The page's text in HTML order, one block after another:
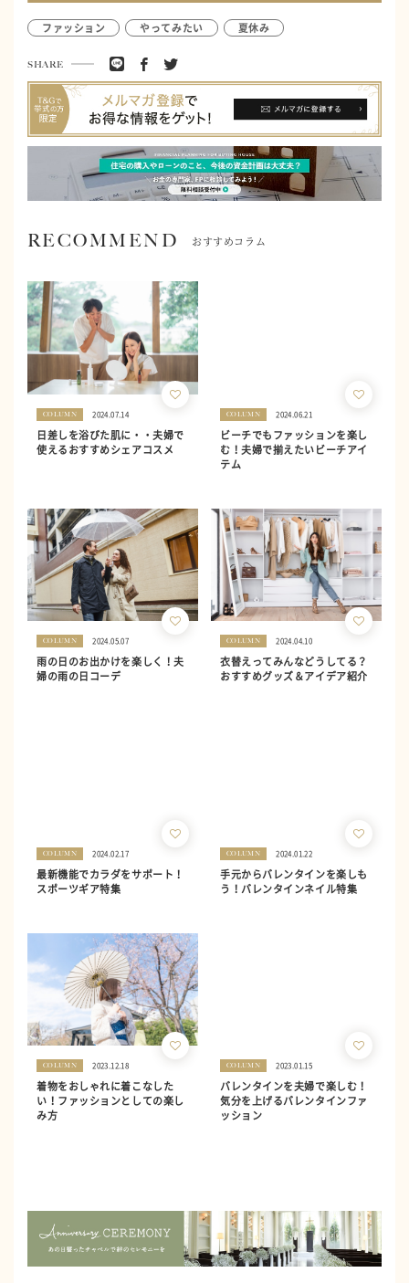
ファッション やってみたい 夏休み
SHARE
RECOMMEND おすすめコラム
COLUMN 2024.07.14
日差しを浴びた肌に・・夫婦で
使えるおすすめシェアコスメ
COLUMN 2024.06.21
ビーチでもファッションを楽し
む！夫婦で揃えたいビーチアイ
テム
COLUMN 2024.05.07
雨の日のお出かけを楽しく！夫
婦の雨の日コーデ
COLUMN 2024.04.10
衣替えってみんなどうしてる？
おすすめグッズ＆アイデア紹介
COLUMN 2024.02.17
最新機能でカラダをサポート！
スポーツギア特集
COLUMN 2024.01.22
手元からバレンタインを楽しも
う！バレンタインネイル特集
COLUMN 2023.12.18
着物をおしゃれに着こなした
い！ファッションとしての楽し
み方
COLUMN 2023.01.15
バレンタインを夫婦で楽しむ！
気分を上げるバレンタインファ
ッション